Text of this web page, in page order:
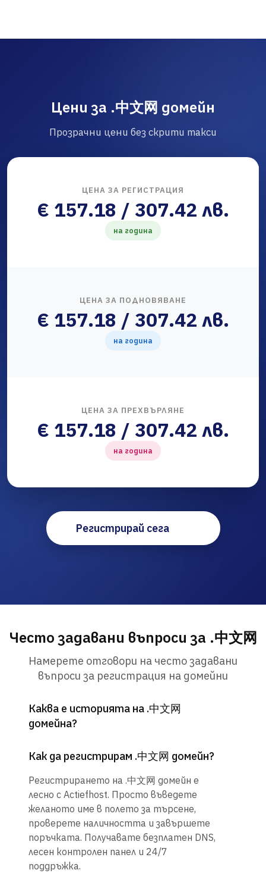
Цени за .中文网 домейн
Прозрачни цени без скрити такси
ЦЕНА ЗА РЕГИСТРАЦИЯ
€ 157.18 / 307.42 лв.
на година
ЦЕНА ЗА ПОДНОВЯВАНЕ
€ 157.18 / 307.42 лв.
на година
ЦЕНА ЗА ПРЕХВЪРЛЯНЕ
€ 157.18 / 307.42 лв.
на година
Регистрирай сега
Често задавани въпроси за .中文网
Намерете отговори на често задавани
въпроси за регистрация на домейни
Каква е историята на .中文网
домейна?
Как да регистрирам .中文网 домейн?
Регистрирането на .中文网 домейн е
лесно с Actiefhost. Просто въведете
желаното име в полето за търсене,
проверете наличността и завършете
поръчката. Получавате безплатен DNS,
лесен контролен панел и 24/7
поддръжка.